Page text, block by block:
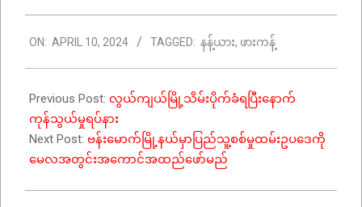
04-
10
ON: APRIL 10, 2024 TAGGED: နန့်ယား, ဖားကန့်
Previous Post: လွယ်ကျယ်မြို့သိမ်းပိုက်ခံရပြီးနောက်
ကုန်သွယ်မှုရပ်နား
Next Post: ဗန်းမောက်မြို့နယ်မှာပြည်သူ့စစ်မှုထမ်းဥပဒေကို
မေလအတွင်းအကောင်အထည်ဖော်မည်